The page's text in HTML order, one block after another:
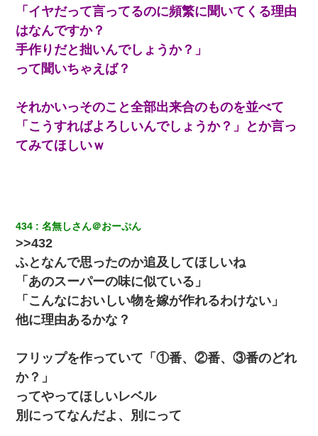
生保レディと行為する為に駆け引きしてみた結果ｗｗｗｗｗｗｗ
ｗｗｗｗｗ
クラスで一人無口で誰とも話さない男子がいた。→修学旅行に来
なかったその男子に女子達がお土産を渡した。5分後…
上司「何なの、この書類！！」私「あの‥」上司「今は私が話し
てるの！」私「ですから」上司「黙って聞きなさい！」私「それ
は」上司「言い訳しない！」→結果ｗｗｗｗｗ
出張中の旦那から『フリンしやがって、このクズ』と電話が。私
「本当に家まで来たの？証拠は？」旦那「俺の言葉が信じられな
いのか！」→ 離婚後
【衝撃】婚約者「兄と結婚はするけど嫁入りするわけじゃない。
お互い干渉はしないようにしましょう」→ その後に結納金の話を
したので、母が・・・
隣の部屋の住民の母親、オートロックを突破してマンションに入
り込んできたみたいで、ずっとドアの前で喚いてて滅茶苦茶うる
さかった。
何年か前に妹は離婚している。当時生まれた姪が義弟の子じゃな
かったため妹有責での離婚になり…
「イヤだって言ってるのに頻繁に聞いてくる理由
はなんですか？
手作りだと拙いんでしょうか？」
って聞いちゃえば？
それかいっそのこと全部出来合のものを並べて
「こうすればよろしいんでしょうか？」とか言っ
てみてほしいｗ
434 名無しさん＠おーぷん
>>432
ふとなんで思ったのか追及してほしいね
「あのスーパーの味に似ている」
「こんなにおいしい物を嫁が作れるわけない」
他に理由あるかな？
フリップを作っていて「①番、②番、③番のどれ
か？」
ってやってほしいレベル
別にってなんだよ、別にって